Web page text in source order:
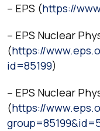
– EPS (https://
– EPS Nuclear
(https://
id=85199)
– EPS Nuclear
(https://